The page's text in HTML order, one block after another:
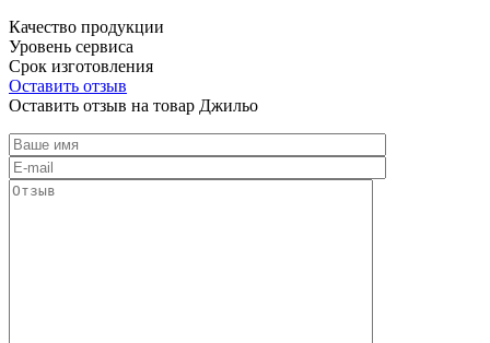
Качество продукции
Уровень сервиса
Срок изготовления
Оставить отзыв
Оставить отзыв на товар Джильо